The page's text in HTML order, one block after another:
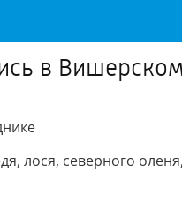
в
лося, северного